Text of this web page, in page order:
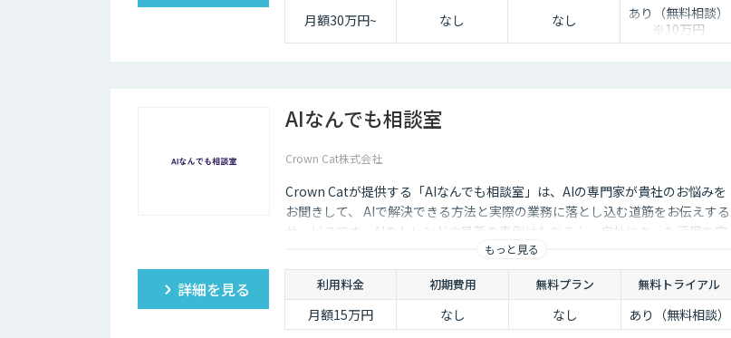
月額30万円~ なし なし
あり（無料相談）
※10万円
AIなんでも相談室
Crown Cat株式会社
Crown Catが提供する「AIなんでも相談室」は、AIの専門家が貴社のお悩みを
お聞きして、 AIで解決できる方法と実際の業務に落とし込む道筋をお伝えする
サービスです。AIのトレンドや最新の事例はもちろん、自社にあった活用を安
価にクイックに知ることができます。もっと見る
詳細を見る 利用料金 初期費用 無料プラン 無料トライアル
月額15万円 なし なし あり（無料相談）